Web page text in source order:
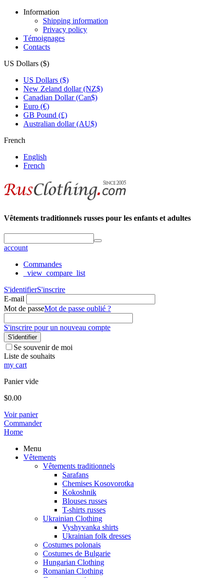
Information
Shipping information
Privacy policy
Témoignages
Contacts
US Dollars ($)
US Dollars ($)
New Zeland dollar (NZ$)
Canadian Dollar (Can$)
Euro (€)
GB Pound (£)
Australian dollar (AU$)
French
English
French
Vêtements traditionnels russes pour les enfants et adultes
account
Commandes
_view_compare_list
S'identifierS'inscrire
E-mail
Mot de passeMot de passe oublié ?
S'inscrire pour un nouveau compte
S'identifier
Se souvenir de moi
Liste de souhaits
my cart
Panier vide
$0.00
Voir panier
Commander
Home
Menu
Vêtements
Vêtements traditionnels
Sarafans
Chemises Kosovorotka
Kokoshnik
Blouses russes
T-shirts russes
Ukrainian Clothing
Vyshyvanka shirts
Ukrainian folk dresses
Costumes polonais
Costumes de Bulgarie
Hungarian Clothing
Romanian Clothing